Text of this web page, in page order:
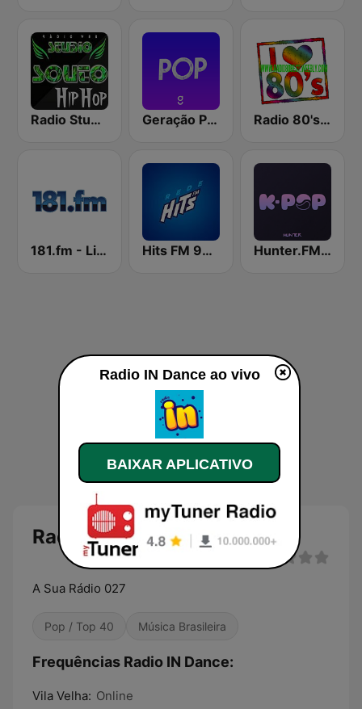
Radio Studio Souto - Hip Hop Geração POP Radio 80's Best 3
181.fm - Lite 90's Hits FM 99.7 Hunter.FM - K-pop
Radio IN Dance
A Sua Rádio 027
Pop / Top 40 Música Brasileira
Frequências Radio IN Dance:
Vila Velha: Online
Radio IN Dance ao vivo
BAIXAR APLICATIVO